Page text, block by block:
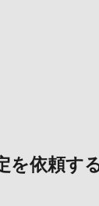
を依頼す